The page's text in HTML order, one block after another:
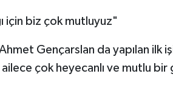
için biz çok mutluyuz"
Gençarslan da yapılan ilk
çok heyecanlı ve mutlu bir